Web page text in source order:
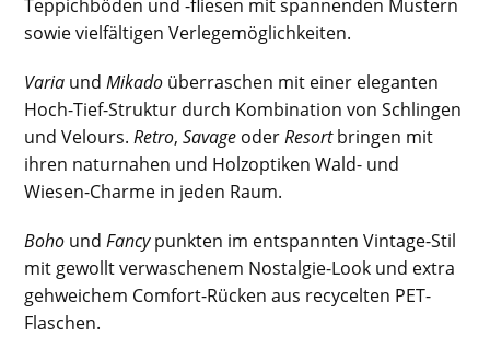
Teppichböden und -fliesen mit spannenden Mustern
sowie vielfältigen Verlegemöglichkeiten.
Varia undMikado überraschen mit einer eleganten
Hoch-Tief-Struktur durch Kombination von Schlingen
und Velours.Retro,Savage oderResortbringen mit
ihren naturnahen und Holzoptiken Wald- und
Wiesen-Charme in jeden Raum.
Boho undFancypunkten im entspannten Vintage-Stil
mit gewollt verwaschenem Nostalgie-Look und extra
gehweichem Comfort-Rücken aus recycelten PET-
Flaschen.